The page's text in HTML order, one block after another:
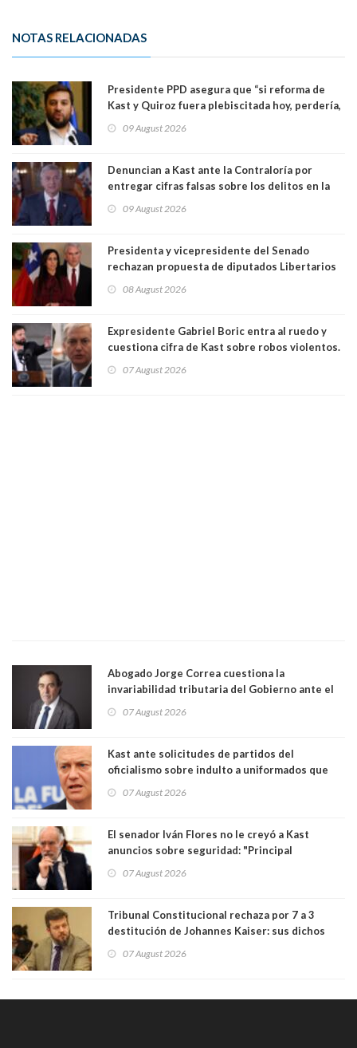
NOTAS RELACIONADAS
Presidente PPD asegura que “si reforma de
Kast y Quiroz fuera plebiscitada hoy, perdería,
a favor de la oposición, sería una victoria de la
09 August 2026
Denuncian a Kast ante la Contraloría por
entregar cifras falsas sobre los delitos en la
09 August 2026
Presidenta y vicepresidente del Senado
rechazan propuesta de diputados Libertarios
"Constituye un camino equivocado"
08 August 2026
Expresidente Gabriel Boric entra al ruedo y
cuestiona cifra de Kast sobre robos violentos.
07 August 2026
Abogado Jorge Correa cuestiona la
invariabilidad tributaria del Gobierno ante el
democracia” y "defendemos la alternancia en el
07 August 2026
Kast ante solicitudes de partidos del
oficialismo sobre indulto a uniformados que
07 August 2026
El senador Iván Flores no le creyó a Kast
anuncios sobre seguridad: "Principal
perseguir ruta del dinero y levantar secreto
07 August 2026
Tribunal Constitucional rechaza por 7 a 3
destitución de Johannes Kaiser: sus dichos
justicia constitucional porque no es diputado
07 August 2026